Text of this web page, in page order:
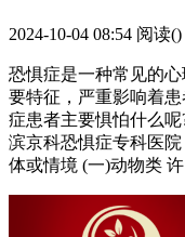
2024-10-04 08:54 阅读()
恐惧症是一种常见的
要特征，严重影响着
症患者主要惧怕什么
滨京科恐惧症专科医
体或情境 (一)动物类 许